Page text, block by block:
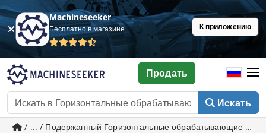
Machineseeker
Бесплатно в магазине К приложению
Искать
Продать
/ ... / Подержанный Горизонтальные обрабатывающие